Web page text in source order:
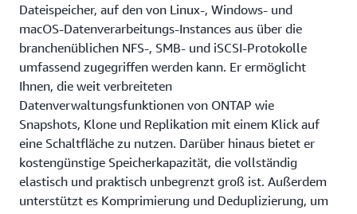
Dateispeicher, auf den von Linux-, Windows- und
macOS-Datenverarbeitungs-Instances aus über die
branchenüblichen NFS-, SMB- und iSCSI-Protokolle
umfassend zugegriffen werden kann. Er ermöglicht
Ihnen, die weit verbreiteten
Datenverwaltungsfunktionen von ONTAP wie
Snapshots, Klone und Replikation mit einem Klick auf
eine Schaltfläche zu nutzen. Darüber hinaus bietet er
kostengünstige Speicherkapazität, die vollständig
elastisch und praktisch unbegrenzt groß ist. Außerdem
unterstützt es Komprimierung und Deduplizierung, um